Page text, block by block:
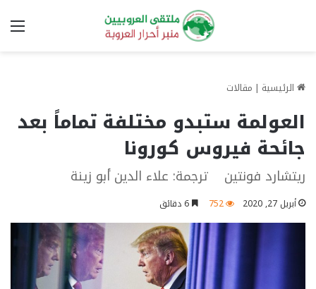
الرئيسية | مقالات
العولمة ستبدو مختلفة تماماً بعد
جائحة فيروس كورونا
ريتشارد فونتين ترجمة: علاء الدين أبو زينة
أبريل 27, 2020 752